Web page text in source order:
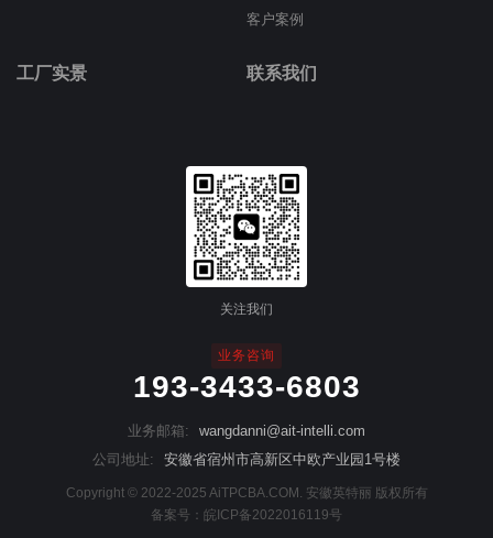
客户案例
工厂实景 联系我们
业务咨询
193-3433-6803
业务邮箱:
wangdanni@ait-intelli.com
公司地址:
安徽省宿州市高新区中欧产业园1号楼
Copyright © 2022-2025 AiTPCBA.COM. 安徽英特丽 版权所有
备案号： 皖ICP备2022016119号
关注我们